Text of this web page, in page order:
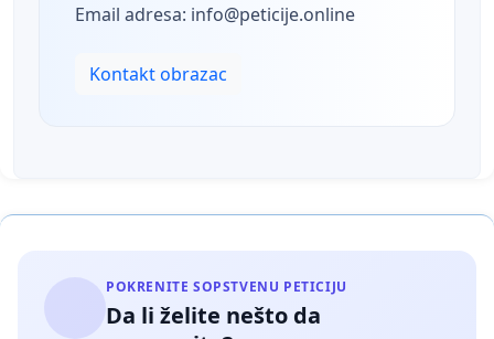
Email adresa: info@peticije.online
Kontakt obrazac
POKRENITE SOPSTVENU PETICIJU
Da li želite nešto da